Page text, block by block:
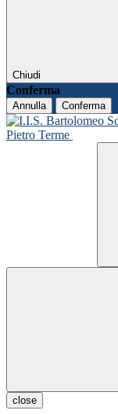
Chiudi
Conferma
Annulla Conferma
Pietro Terme
close